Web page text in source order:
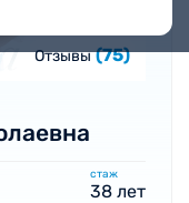
Отзывы (75)
стаж
38 лет